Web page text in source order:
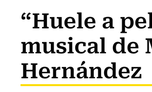
“Huele a
musical de
Hernández